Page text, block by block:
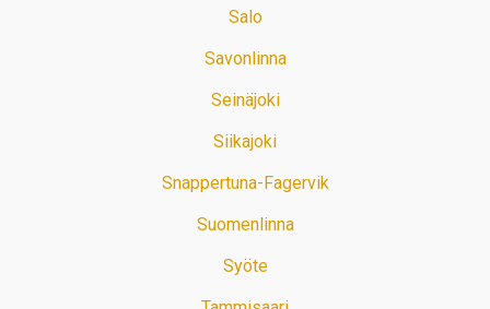
Salo
Savonlinna
Seinäjoki
Siikajoki
Snappertuna-Fagervik
Suomenlinna
Syöte